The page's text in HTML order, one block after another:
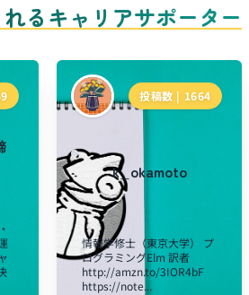
るキャリアサポーター
投稿数 | 1664
k_okamoto
情報学修士（東京大学） プ
ログラミングElm 訳者
http://amzn.to/3IOR4bF
https://note...